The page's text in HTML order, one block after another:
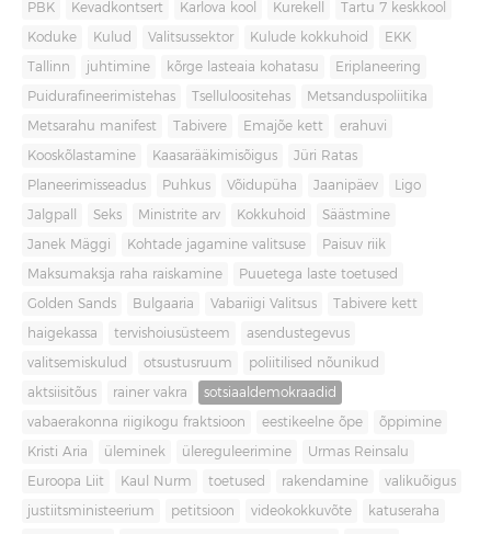
PBK Kevadkontsert Karlova kool Kurekell Tartu 7 keskkool
Koduke Kulud Valitsussektor Kulude kokkuhoid EKK
Tallinn juhtimine kõrge lasteaia kohatasu Eriplaneering
Puidurafineerimistehas Tselluloositehas Metsanduspoliitika
Metsarahu manifest Tabivere Emajõe kett erahuvi
Kooskõlastamine Kaasarääkimisõigus Jüri Ratas
Planeerimisseadus Puhkus Võidupüha Jaanipäev Ligo
Jalgpall Seks Ministrite arv Kokkuhoid Säästmine
Janek Mäggi Kohtade jagamine valitsuse Paisuv riik
Maksumaksja raha raiskamine Puuetega laste toetused
Golden Sands Bulgaaria Vabariigi Valitsus Tabivere kett
haigekassa tervishoiusüsteem asendustegevus
valitsemiskulud otsustusruum poliitilised nõunikud
aktsiisitõus rainer vakra sotsiaaldemokraadid
vabaerakonna riigikogu fraktsioon eestikeelne õpe õppimine
Kristi Aria üleminek ülereguleerimine Urmas Reinsalu
Euroopa Liit Kaul Nurm toetused rakendamine valikuõigus
justiitsministeerium petitsioon videokokkuvõte katuseraha